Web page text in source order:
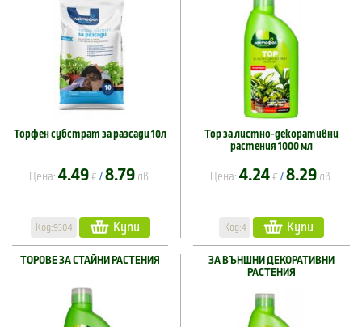
Торфен субстрат за разсади 10л
Цена: 4.49 € / 8.79 лв.
Код:9304 Купи
Тор за листно-декоративни
растения 1000 мл
Цена: 4.24 € / 8.29 лв.
Код:4 Купи
ТОРОВЕ ЗА СТАЙНИ РАСТЕНИЯ
ЗА ВЪНШНИ ДЕКОРАТИВНИ
РАСТЕНИЯ